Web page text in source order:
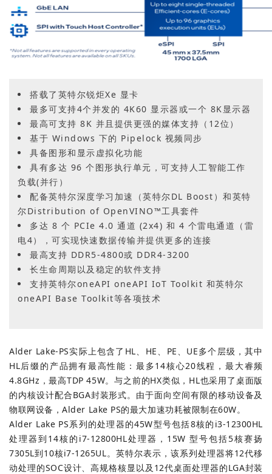
搭载了英特尔锐炬Xe 显卡
最多可支持4个并发的 4K60 显示器或一个 8K显示器
最高可支持 8K 并且提供更强的媒体支持（12位）
基于 Windows 下的 Pipelock 视频同步
具备图形和显示虚拟化功能
具有多达 96 个图形执行单元，可支持人工智能工作
负载(并行）
配备英特尔深度学习加速（英特尔DL Boost）和英特
尔Distribution of OpenVINO™工具套件
多达 8 个 PCIe 4.0 通道 (2x4) 和 4 个雷电通道（雷
电4），可实现快速数据传输并提供更多的连接
最高支持 DDR5-4800或 DDR4-3200
长生命周期以及稳定的软件支持
支持英特尔oneAPI oneAPI IoT Toolkit 和英特尔
oneAPI Base Toolkit等各项技术
Alder Lake-PS实际上包含了HL、HE、PE、UE多个层级，其中
HL后缀的产品拥有最高性能：最多14核心20线程，最大睿频
4.8GHz，最高TDP 45W。与之前的HX类似，HL也采用了桌面版
的内核设计配合BGA封装形式。由于面向空间有限的移动设备及
物联网设备，Alder Lake PS的最大加速功耗被限制在60W。
Alder Lake PS系列的处理器的45W型号包括8核的i3-12300HL
处理器到14核的i7-12800HL处理器，15W 型号包括5核赛扬
7305L到10核i7-1265UL。英特尔表示，该系列处理器将12代移
动处理的SOC设计、高规格核显以及12代桌面处理器的LGA封装